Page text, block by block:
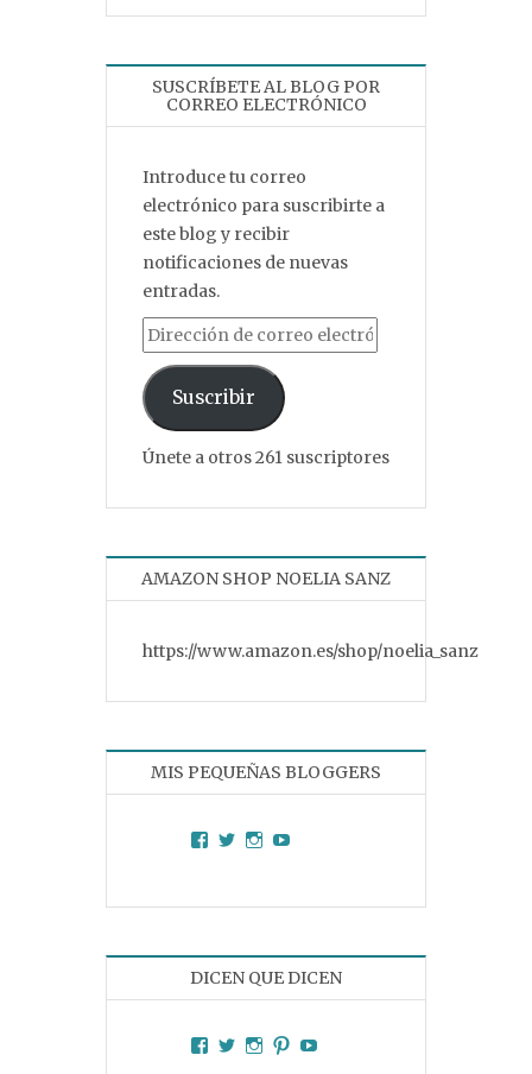
SUSCRÍBETE AL BLOG POR
CORREO ELECTRÓNICO
Introduce tu correo
electrónico para suscribirte a
este blog y recibir
notificaciones de nuevas
entradas.
Dirección de correo electrónico
Suscribir
Únete a otros 261 suscriptores
AMAZON SHOP NOELIA SANZ
https://www.amazon.es/shop/noelia_sanz
MIS PEQUEÑAS BLOGGERS
Facebook
TwitterInstagram
DICEN QUE DICEN
Facebook
TwitterInstagram
Pinterest